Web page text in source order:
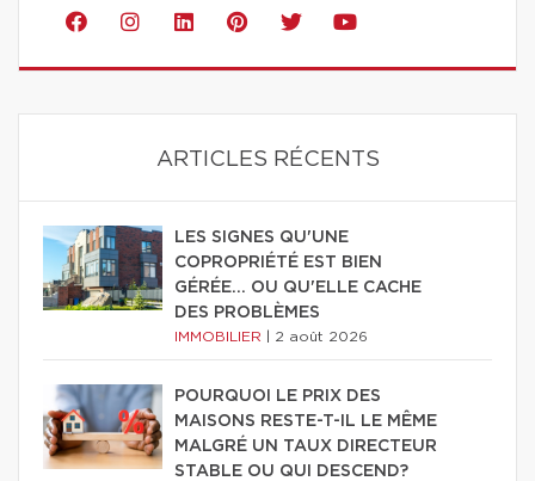
ARTICLES RÉCENTS
LES SIGNES QU'UNE
COPROPRIÉTÉ EST BIEN
GÉRÉE… OU QU'ELLE CACHE
DES PROBLÈMES
IMMOBILIER 2 août 2026
POURQUOI LE PRIX DES
MAISONS RESTE-T-IL LE MÊME
MALGRÉ UN TAUX DIRECTEUR
STABLE OU QUI DESCEND?